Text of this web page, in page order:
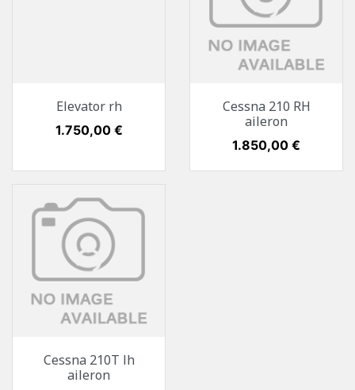
Elevator rh
Preis
1.750,00 €
Cessna 210 RH
aileron
Preis
1.850,00 €
Cessna 210T lh
aileron